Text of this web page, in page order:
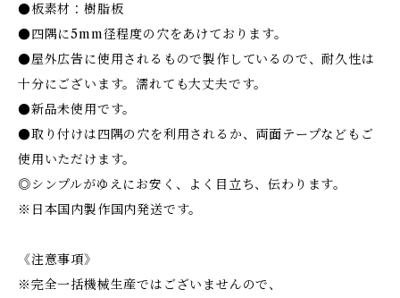
●板素材：樹脂板
●四隅に5mm径程度の穴をあけております。
●屋外広告に使用されるもので製作しているので、耐久性は
十分にございます。濡れても大丈夫です。
●新品未使用です。
●取り付けは四隅の穴を利用されるか、両面テープなどもご
使用いただけます。
◎シンプルがゆえにお安く、よく目立ち、伝わります。
※日本国内製作国内発送です。
《注意事項》
※完全一括機械生産ではございませんので、